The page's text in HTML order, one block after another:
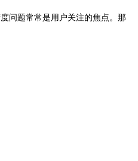
问题常常是用户关注的焦点。那